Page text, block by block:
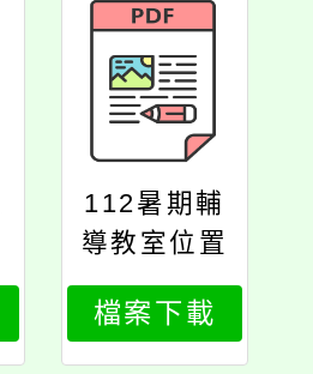
112暑期輔
導教室位置
檔案下載